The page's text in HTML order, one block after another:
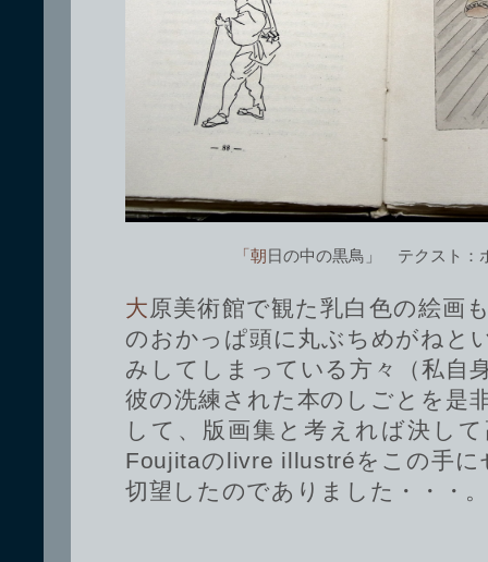
「朝日の中の黒鳥」 テクス
大原美術館で観た乳白色の絵画も素敵でしたが、Foujita
のおかっぱ頭に丸ぶちめがねと
みしてしまっている方々（私自
彼の洗練された本のしごとを是
して、版画集と考えれば決し
Foujitaのlivre illustréをこの手に
切望したのでありました・・・。